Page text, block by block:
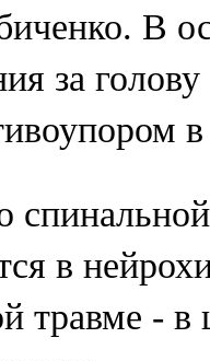
В
за
в
травме -